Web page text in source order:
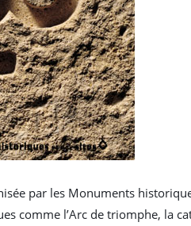
par les Monuments
comme l’Arc de triomphe, la